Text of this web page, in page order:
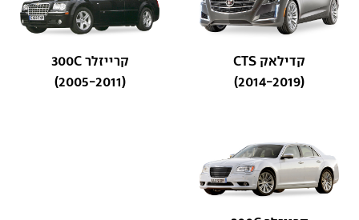
קדילאק CTS
(2014-2019)
קרייזלר 300C
(2005-2011)